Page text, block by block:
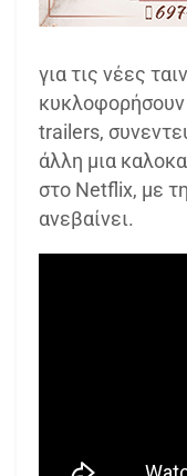
για τις νέες
κυκλοφορήσουν
trailers,
άλλη μια
στο Netflix, με
ανεβαίνει.